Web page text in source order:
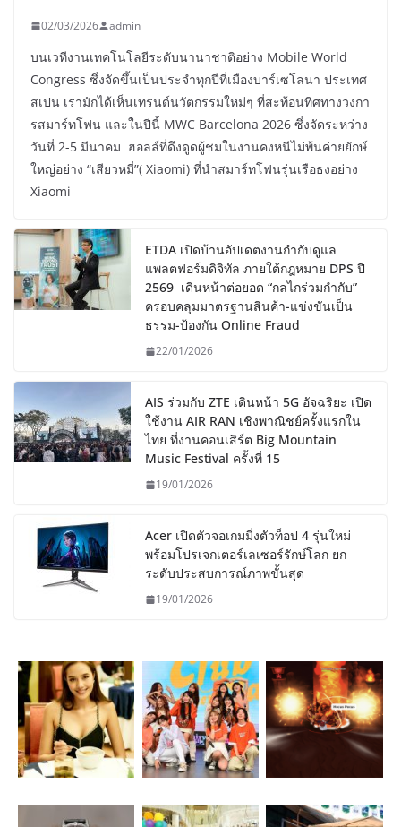
02/03/2026 admin
บนเวทีงานเทคโนโลยีระดับนานาชาติอย่าง Mobile World
Congress ซึ่งจัดขึ้นเป็นประจำทุกปีที่เมืองบาร์เซโลนา ประเทศ
สเปน เรามักได้เห็นเทรนด์นวัตกรรมใหม่ๆ ที่สะท้อนทิศทางวงกา
รสมาร์ทโฟน และในปีนี้ MWC Barcelona 2026 ซึ่งจัดระหว่าง
วันที่ 2-5 มีนาคม ฮอลล์ที่ดึงดูดผู้ชมในงานคงหนีไม่พ้นค่ายยักษ์
ใหญ่อย่าง “เสียวหมี่”( Xiaomi) ที่นำสมาร์ทโฟนรุ่นเรือธงอย่าง
Xiaomi
ETDA เปิดบ้านอัปเดตงานกำกับดูแล
แพลตฟอร์มดิจิทัล ภายใต้กฎหมาย DPS ปี
2569 เดินหน้าต่อยอด “กลไกร่วมกำกับ”
ครอบคลุมมาตรฐานสินค้า-แข่งขันเป็น
ธรรม-ป้องกัน Online Fraud
22/01/2026
AIS ร่วมกับ ZTE เดินหน้า 5G อัจฉริยะ เปิด
ใช้งาน AIR RAN เชิงพาณิชย์ครั้งแรกใน
ไทย ที่งานคอนเสิร์ต Big Mountain
Music Festival ครั้งที่ 15
19/01/2026
Acer เปิดตัวจอเกมมิ่งตัวท็อป 4 รุ่นใหม่
พร้อมโปรเจกเตอร์เลเซอร์รักษ์โลก ยก
ระดับประสบการณ์ภาพขั้นสุด
19/01/2026